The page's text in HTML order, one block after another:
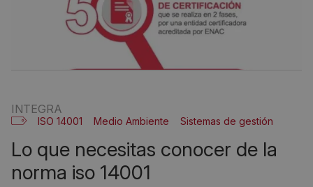
INTEGRA
ISO 14001 Medio Ambiente Sistemas de gestión
lo que necesitas conocer de la
norma iso 14001